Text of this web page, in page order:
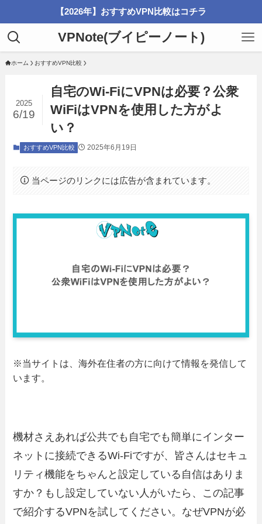
【2026年】おすすめVPN比較はコチラ
VPNote(ブイピーノート)
ホーム おすすめVPN比較
自宅のWi-FiにVPNは必要？公衆
WiFiはVPNを使用した方がよ
い？
2025
6/19
おすすめVPN比較 2025年6月19日
当ページのリンクには広告が含まれています。
※当サイトは、海外在住者の方に向けて情報を発信して
います。
機材さえあれば公共でも自宅でも簡単にインター
ネットに接続できるWi-Fiですが、皆さんはセキュ
リティ機能をちゃんと設定している自信はありま
すか？もし設定していない人がいたら、この記事
で紹介するVPNを試してください。なぜVPNが必